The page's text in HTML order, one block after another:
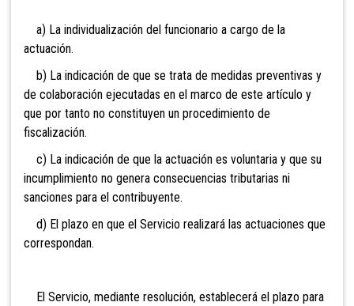
a) La individualización del funcionario a cargo de la
actuación.
b) La indicación de que se trata de medidas preventivas y
de colaboración ejecutadas en el marco de este artículo y
que por tanto no constituyen un procedimiento de
fiscalización.
c) La indicación de que la actuación es voluntaria y que su
incumplimiento no genera consecuencias tributarias ni
sanciones para el contribuyente.
d) El plazo en que el Servicio realizará las actuaciones que
correspondan.
El Servicio, mediante resolución, establecerá el plazo para